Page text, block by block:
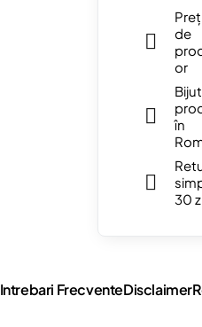
de
or
în
30
Intrebari FrecventeDisclaimer